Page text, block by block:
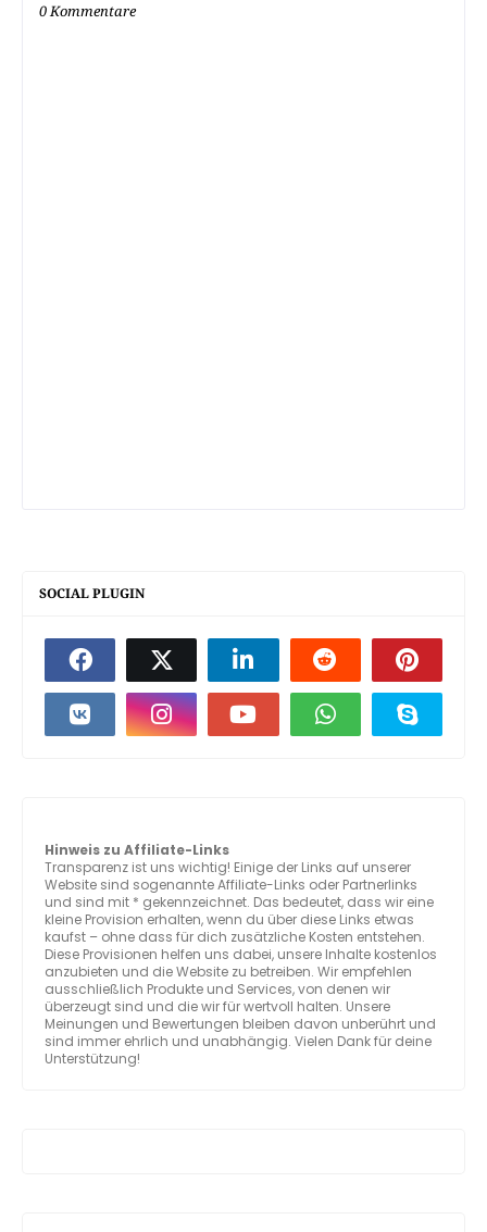
0 Kommentare
SOCIAL PLUGIN
Hinweis zu Affiliate-Links
Transparenz ist uns wichtig! Einige der Links auf unserer
Website sind sogenannte Affiliate-Links oder Partnerlinks
und sind mit * gekennzeichnet. Das bedeutet, dass wir eine
kleine Provision erhalten, wenn du über diese Links etwas
kaufst – ohne dass für dich zusätzliche Kosten entstehen.
Diese Provisionen helfen uns dabei, unsere Inhalte kostenlos
anzubieten und die Website zu betreiben. Wir empfehlen
ausschließlich Produkte und Services, von denen wir
überzeugt sind und die wir für wertvoll halten. Unsere
Meinungen und Bewertungen bleiben davon unberührt und
sind immer ehrlich und unabhängig. Vielen Dank für deine
Unterstützung!